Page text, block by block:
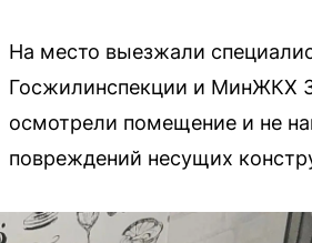
На место выезжали
Госжилинспекции и МинЖКХ
осмотрели помещение и не
повреждений несущих